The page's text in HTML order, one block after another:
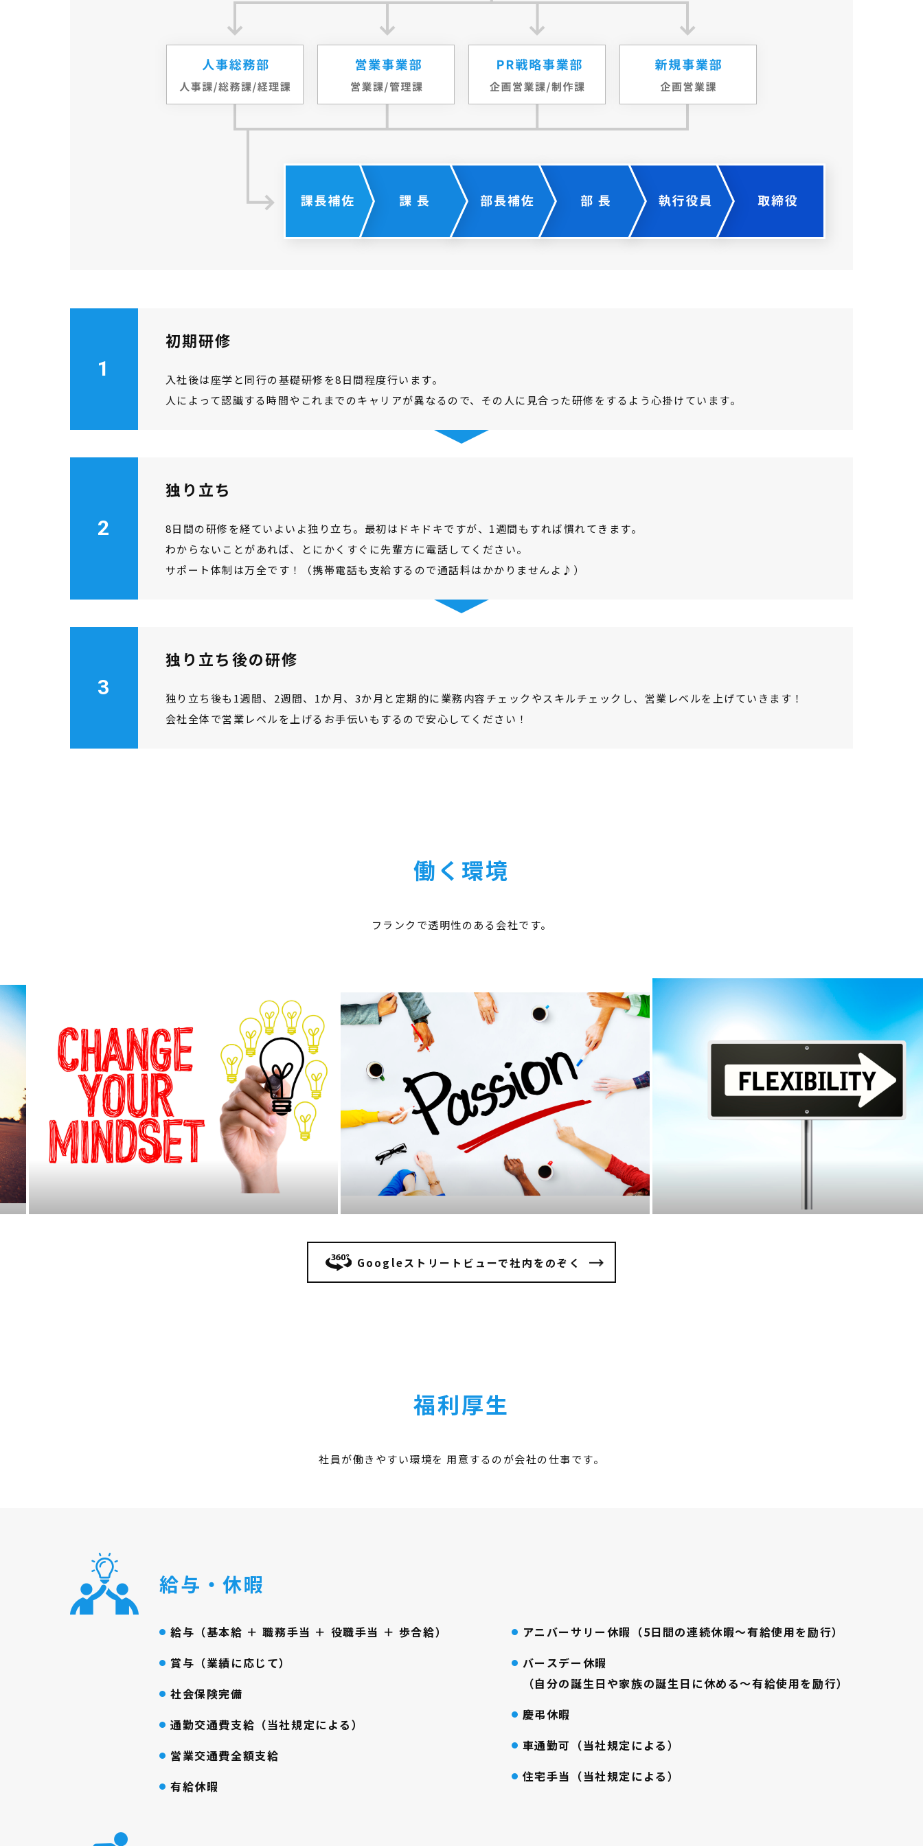
1
初期研修
入社後は座学と同行の基礎研修を8日間程度行います。
人によって認識する時間やこれまでのキャリアが異なるので、その人に見合った研修をするよう心掛けています。
2
独り立ち
8日間の研修を経ていよいよ独り立ち。最初はドキドキですが、1週間もすれば慣れてきます。
わからないことがあれば、とにかくすぐに先輩方に電話してください。
サポート体制は万全です！（携帯電話も支給するので通話料はかかりませんよ♪）
3
独り立ち後の研修
独り立ち後も1週間、2週間、1か月、3か月と定期的に業務内容チェックやスキルチェックし、営業レベルを上げていきます！
会社全体で営業レベルを上げるお手伝いもするので安心してください！
働く環境
フランクで透明性のある会社です。
Googleストリートビューで社内をのぞく
福利厚生
社員が働きやすい環境を 用意するのが会社の仕事です。
給与・休暇
給与（基本給 ＋ 職務手当 ＋ 役職手当 ＋ 歩合給）
賞与（業績に応じて）
社会保険完備
通勤交通費支給（当社規定による）
営業交通費全額支給
有給休暇
アニバーサリー休暇（5日間の連続休暇〜有給使用を励行）
バースデー休暇
（自分の誕生日や家族の誕生日に休める〜有給使用を励行）
慶弔休暇
車通勤可（当社規定による）
住宅手当（当社規定による）